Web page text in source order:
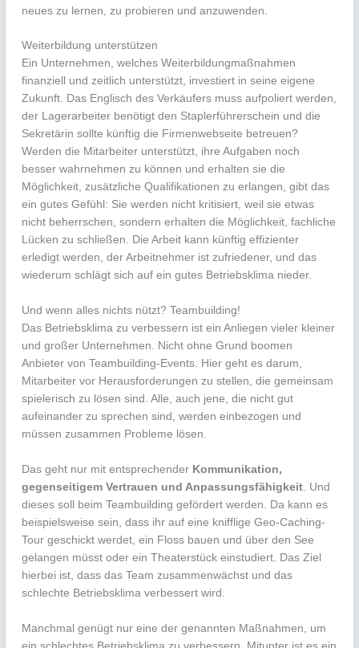
neues zu lernen, zu probieren und anzuwenden.
Weiterbildung unterstützen
Ein Unternehmen, welches Weiterbildungmaßnahmen
finanziell und zeitlich unterstützt, investiert in seine eigene
Zukunft. Das Englisch des Verkäufers muss aufpoliert werden,
der Lagerarbeiter benötigt den Staplerführerschein und die
Sekretärin sollte künftig die Firmenwebseite betreuen?
Werden die Mitarbeiter unterstützt, ihre Aufgaben noch
besser wahrnehmen zu können und erhalten sie die
Möglichkeit, zusätzliche Qualifikationen zu erlangen, gibt das
ein gutes Gefühl: Sie werden nicht kritisiert, weil sie etwas
nicht beherrschen, sondern erhalten die Möglichkeit, fachliche
Lücken zu schließen. Die Arbeit kann künftig effizienter
erledigt werden, der Arbeitnehmer ist zufriedener, und das
wiederum schlägt sich auf ein gutes Betriebsklima nieder.
Und wenn alles nichts nützt? Teambuilding!
Das Betriebsklima zu verbessern ist ein Anliegen vieler kleiner
und großer Unternehmen. Nicht ohne Grund boomen
Anbieter von Teambuilding-Events. Hier geht es darum,
Mitarbeiter vor Herausforderungen zu stellen, die gemeinsam
spielerisch zu lösen sind. Alle, auch jene, die nicht gut
aufeinander zu sprechen sind, werden einbezogen und
müssen zusammen Probleme lösen.
Das geht nur mit entsprechender Kommunikation,
gegenseitigem Vertrauen und Anpassungsfähigkeit. Und
dieses soll beim Teambuilding gefördert werden. Da kann es
beispielsweise sein, dass ihr auf eine knifflige Geo-Caching-
Tour geschickt werdet, ein Floss bauen und über den See
gelangen müsst oder ein Theaterstück einstudiert. Das Ziel
hierbei ist, dass das Team zusammenwächst und das
schlechte Betriebsklima verbessert wird.
Manchmal genügt nur eine der genannten Maßnahmen, um